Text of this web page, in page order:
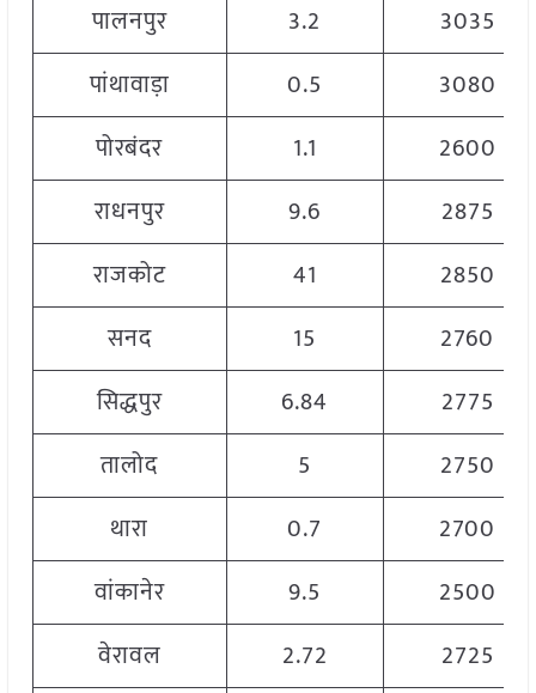
पालनपुर
3.2
3035
पांथावाड़ा
0.5
3080
पोरबंदर
1.1
2600
राधनपुर
9.6
2875
राजकोट
41
2850
सनद
15
2760
सिद्धपुर
6.84
2775
तालोद
5
2750
थारा
0.7
2700
वांकानेर
9.5
2500
वेरावल
2.72 2725